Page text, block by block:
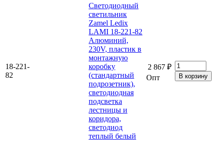
18-221-
82
Светодиодный
светильник
Zamel Ledix
LAMI 18-221-82
Алюминий,
230V, пластик в
монтажную
коробку
(стандартный
подрозетник),
светодиодная
подсветка
лестницы и
коридора,
светодиод
теплый белый
2 867 ₽
Опт